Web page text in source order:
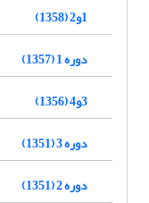
1و2 (1358)
دوره 1 (1357)
3و4 (1356)
دوره 3 (1351)
دوره 2 (1351)